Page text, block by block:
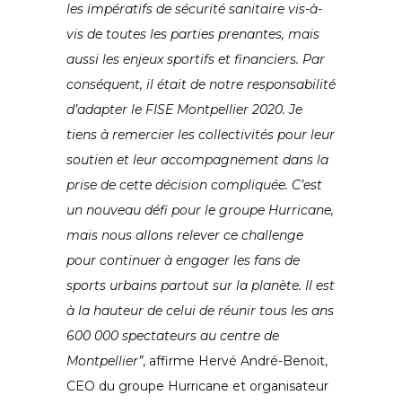
les impératifs de sécurité sanitaire vis-à-
vis de toutes les parties prenantes, mais
aussi les enjeux sportifs et financiers. Par
conséquent, il était de notre responsabilité
d’adapter le FISE Montpellier 2020. Je
tiens à remercier les collectivités pour leur
soutien et leur accompagnement dans la
prise de cette décision compliquée. C’est
un nouveau défi pour le groupe Hurricane,
mais nous allons relever ce challenge
pour continuer à engager les fans de
sports urbains partout sur la planète. Il est
à la hauteur de celui de réunir tous les ans
600 000 spectateurs au centre de
Montpellier”, affirme Hervé André-Benoit,
CEO du groupe Hurricane et organisateur